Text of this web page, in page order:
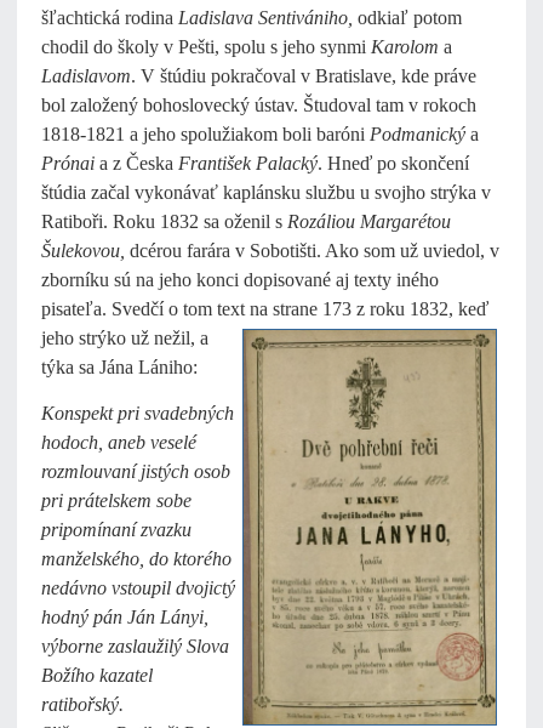
šľachtická rodina Ladislava Sentivániho, odkiaľ potom
chodil do školy v Pešti, spolu s jeho synmi Karolom a
Ladislavom. V štúdiu pokračoval v Bratislave, kde práve
bol založený bohoslovecký ústav. Študoval tam v rokoch
1818-1821 a jeho spolužiakom boli baróni Podmanický a
Prónai a z Česka František Palacký. Hneď po skončení
štúdia začal vykonávať kaplánsku službu u svojho strýka v
Ratiboři. Roku 1832 sa oženil s Rozáliou Margarétou
Šulekovou, dcérou farára v Sobotišti. Ako som už uviedol, v
zborníku sú na jeho konci dopisované aj texty iného
pisateľa. Svedčí o tom text na strane 173 z roku 1832, keď
jeho strýko už nežil, a
týka sa Jána Lániho:
Konspekt pri svadebných
hodoch, aneb veselé
rozmlouvaní jistých osob
pri prátelskem sobe
pripomínaní zvazku
manželského, do ktorého
nedávno vstoupil dvojictý
hodný pán Ján Lányi,
výborne zaslaužilý Slova
Božího kazatel
ratibořský.